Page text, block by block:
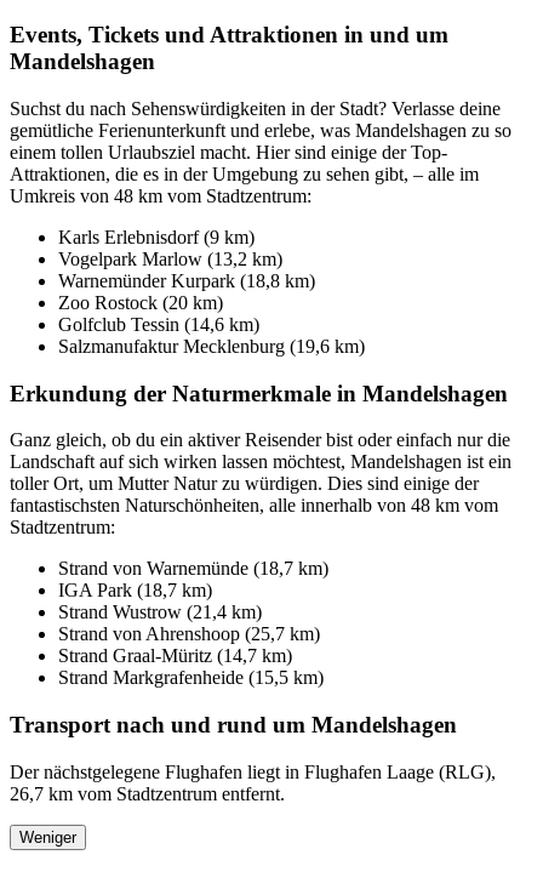
Events, Tickets und Attraktionen in und um
Mandelshagen
Suchst du nach Sehenswürdigkeiten in der Stadt? Verlasse deine
gemütliche Ferienunterkunft und erlebe, was Mandelshagen zu so
einem tollen Urlaubsziel macht. Hier sind einige der Top-
Attraktionen, die es in der Umgebung zu sehen gibt, – alle im
Umkreis von 48 km vom Stadtzentrum:
Karls Erlebnisdorf (9 km)
Vogelpark Marlow (13,2 km)
Warnemünder Kurpark (18,8 km)
Zoo Rostock (20 km)
Golfclub Tessin (14,6 km)
Salzmanufaktur Mecklenburg (19,6 km)
Erkundung der Naturmerkmale in Mandelshagen
Ganz gleich, ob du ein aktiver Reisender bist oder einfach nur die
Landschaft auf sich wirken lassen möchtest, Mandelshagen ist ein
toller Ort, um Mutter Natur zu würdigen. Dies sind einige der
fantastischsten Naturschönheiten, alle innerhalb von 48 km vom
Stadtzentrum:
Strand von Warnemünde (18,7 km)
IGA Park (18,7 km)
Strand Wustrow (21,4 km)
Strand von Ahrenshoop (25,7 km)
Strand Graal-Müritz (14,7 km)
Strand Markgrafenheide (15,5 km)
Transport nach und rund um Mandelshagen
Der nächstgelegene Flughafen liegt in Flughafen Laage (RLG),
26,7 km vom Stadtzentrum entfernt.
Weniger